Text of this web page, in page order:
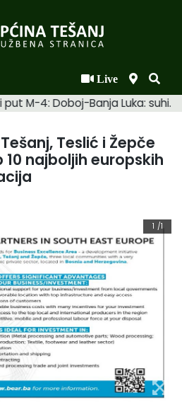
Live
M-4: Doboj-Banja Luka: suhi.
Teslić i Žepče
10 najboljih europskih
1 /1